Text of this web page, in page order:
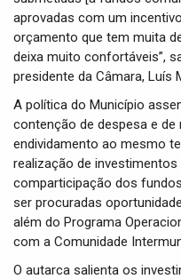
aprovadas com um
orçamento que tem muita
deixa muito confortáveis”,
presidente da Câmara, Luís
A política do Município
contenção de despesa e de
endividamento ao mesmo
realização de
comparticipação dos
ser procuradas
além do Programa
com a Comunidade
O autarca salienta os